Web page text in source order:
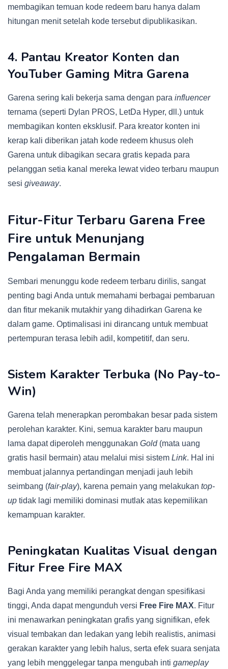
membagikan temuan kode redeem baru hanya dalam
hitungan menit setelah kode tersebut dipublikasikan.
4. Pantau Kreator Konten dan
YouTuber Gaming Mitra Garena
Garena sering kali bekerja sama dengan para influencer
ternama (seperti Dylan PROS, LetDa Hyper, dll.) untuk
membagikan konten eksklusif. Para kreator konten ini
kerap kali diberikan jatah kode redeem khusus oleh
Garena untuk dibagikan secara gratis kepada para
pelanggan setia kanal mereka lewat video terbaru maupun
sesi giveaway.
Fitur-Fitur Terbaru Garena Free
Fire untuk Menunjang
Pengalaman Bermain
Sembari menunggu kode redeem terbaru dirilis, sangat
penting bagi Anda untuk memahami berbagai pembaruan
dan fitur mekanik mutakhir yang dihadirkan Garena ke
dalam game. Optimalisasi ini dirancang untuk membuat
pertempuran terasa lebih adil, kompetitif, dan seru.
Sistem Karakter Terbuka (No Pay-to-
Win)
Garena telah menerapkan perombakan besar pada sistem
perolehan karakter. Kini, semua karakter baru maupun
lama dapat diperoleh menggunakan Gold(mata uang
gratis hasil bermain) atau melalui misi sistem Link. Hal ini
membuat jalannya pertandingan menjadi jauh lebih
seimbang (fair-play), karena pemain yang melakukan top-
up tidak lagi memiliki dominasi mutlak atas kepemilikan
kemampuan karakter.
Peningkatan Kualitas Visual dengan
Fitur Free Fire MAX
Bagi Anda yang memiliki perangkat dengan spesifikasi
tinggi, Anda dapat mengunduh versi Free Fire MAX. Fitur
ini menawarkan peningkatan grafis yang signifikan, efek
visual tembakan dan ledakan yang lebih realistis, animasi
gerakan karakter yang lebih halus, serta efek suara senjata
yang lebih menggelegar tanpa mengubah inti gameplay